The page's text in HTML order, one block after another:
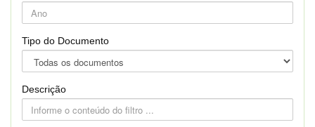
Tipo do Documento
Descrição